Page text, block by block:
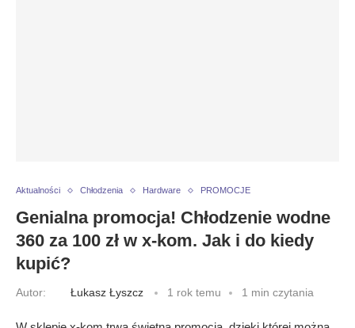
Aktualności Chłodzenia Hardware PROMOCJE
Genialna promocja! Chłodzenie wodne
360 za 100 zł w x-kom. Jak i do kiedy
kupić?
Autor: Łukasz Łyszcz 1 rok temu 1 min czytania